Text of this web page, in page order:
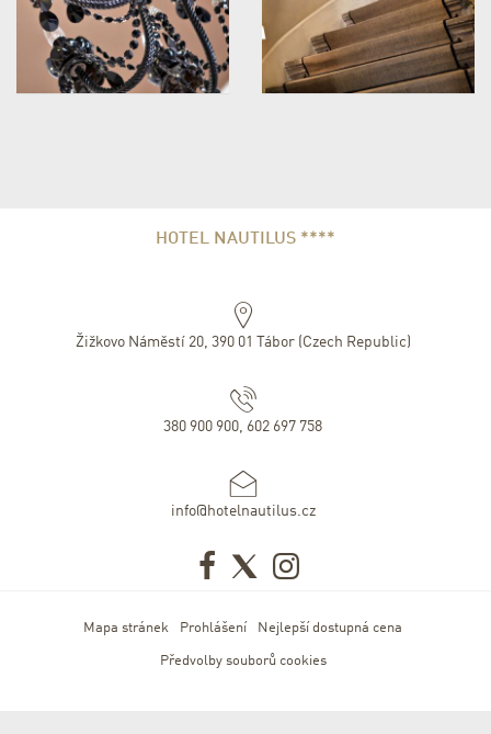
HOTEL NAUTILUS ****
Žižkovo Náměstí 20, 390 01 Tábor(Czech Republic)
380 900 900, 602 697 758
info@hotelnautilus.cz
Mapa stránek Prohlášení Nejlepší dostupná cena
Předvolby souborů cookies